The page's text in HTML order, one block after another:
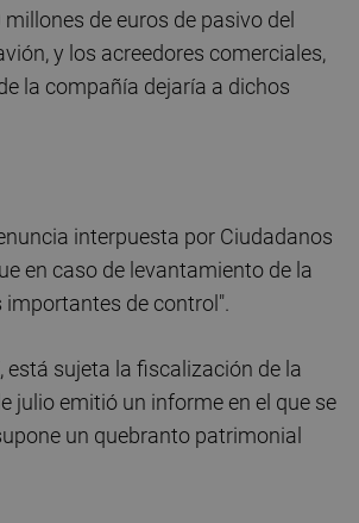
de euros de pasivo del
y los acreedores comerciales,
la compañía dejaría a dichos
interpuesta por Ciudadanos
en caso de levantamiento de la
de control".
está sujeta la fiscalización de la
julio emitió un informe en el que se
un quebranto patrimonial